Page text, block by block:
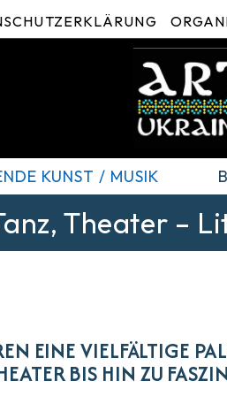
KUNST / MUSIK
Theater –
EINE VIELFÄLTIGE
BIS HIN ZU